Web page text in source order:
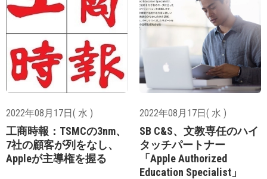
2022年08月17日( 水 )
工商時報：TSMCの3nm、
7社の顧客が列をなし、
Appleが主導権を握る
2022年08月17日( 水 )
SB C&S、文教専任のハイ
タッチパートナー
「Apple Authorized
Education Specialist」